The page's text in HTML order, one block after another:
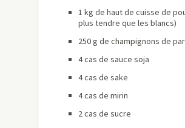
1 kg de haut de cuisse de
plus tendre que les blancs)
250 g de champignons de
4 cas de sauce soja
4 cas de sake
4 cas de mirin
2 cas de sucre